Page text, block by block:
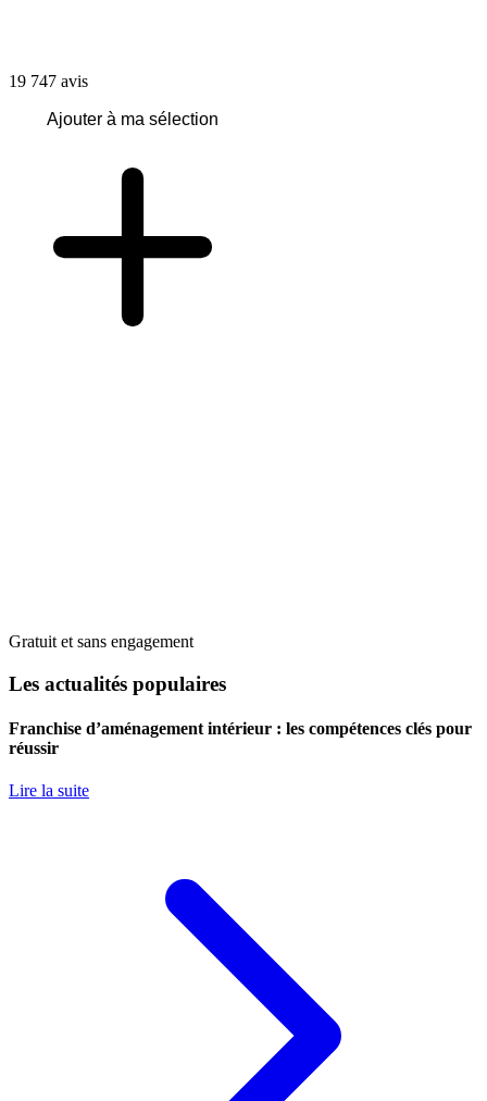
19 747 avis
Ajouter à ma sélection
Gratuit et sans engagement
Les actualités populaires
Franchise d’aménagement intérieur : les compétences clés pour
réussir
Lire la suite